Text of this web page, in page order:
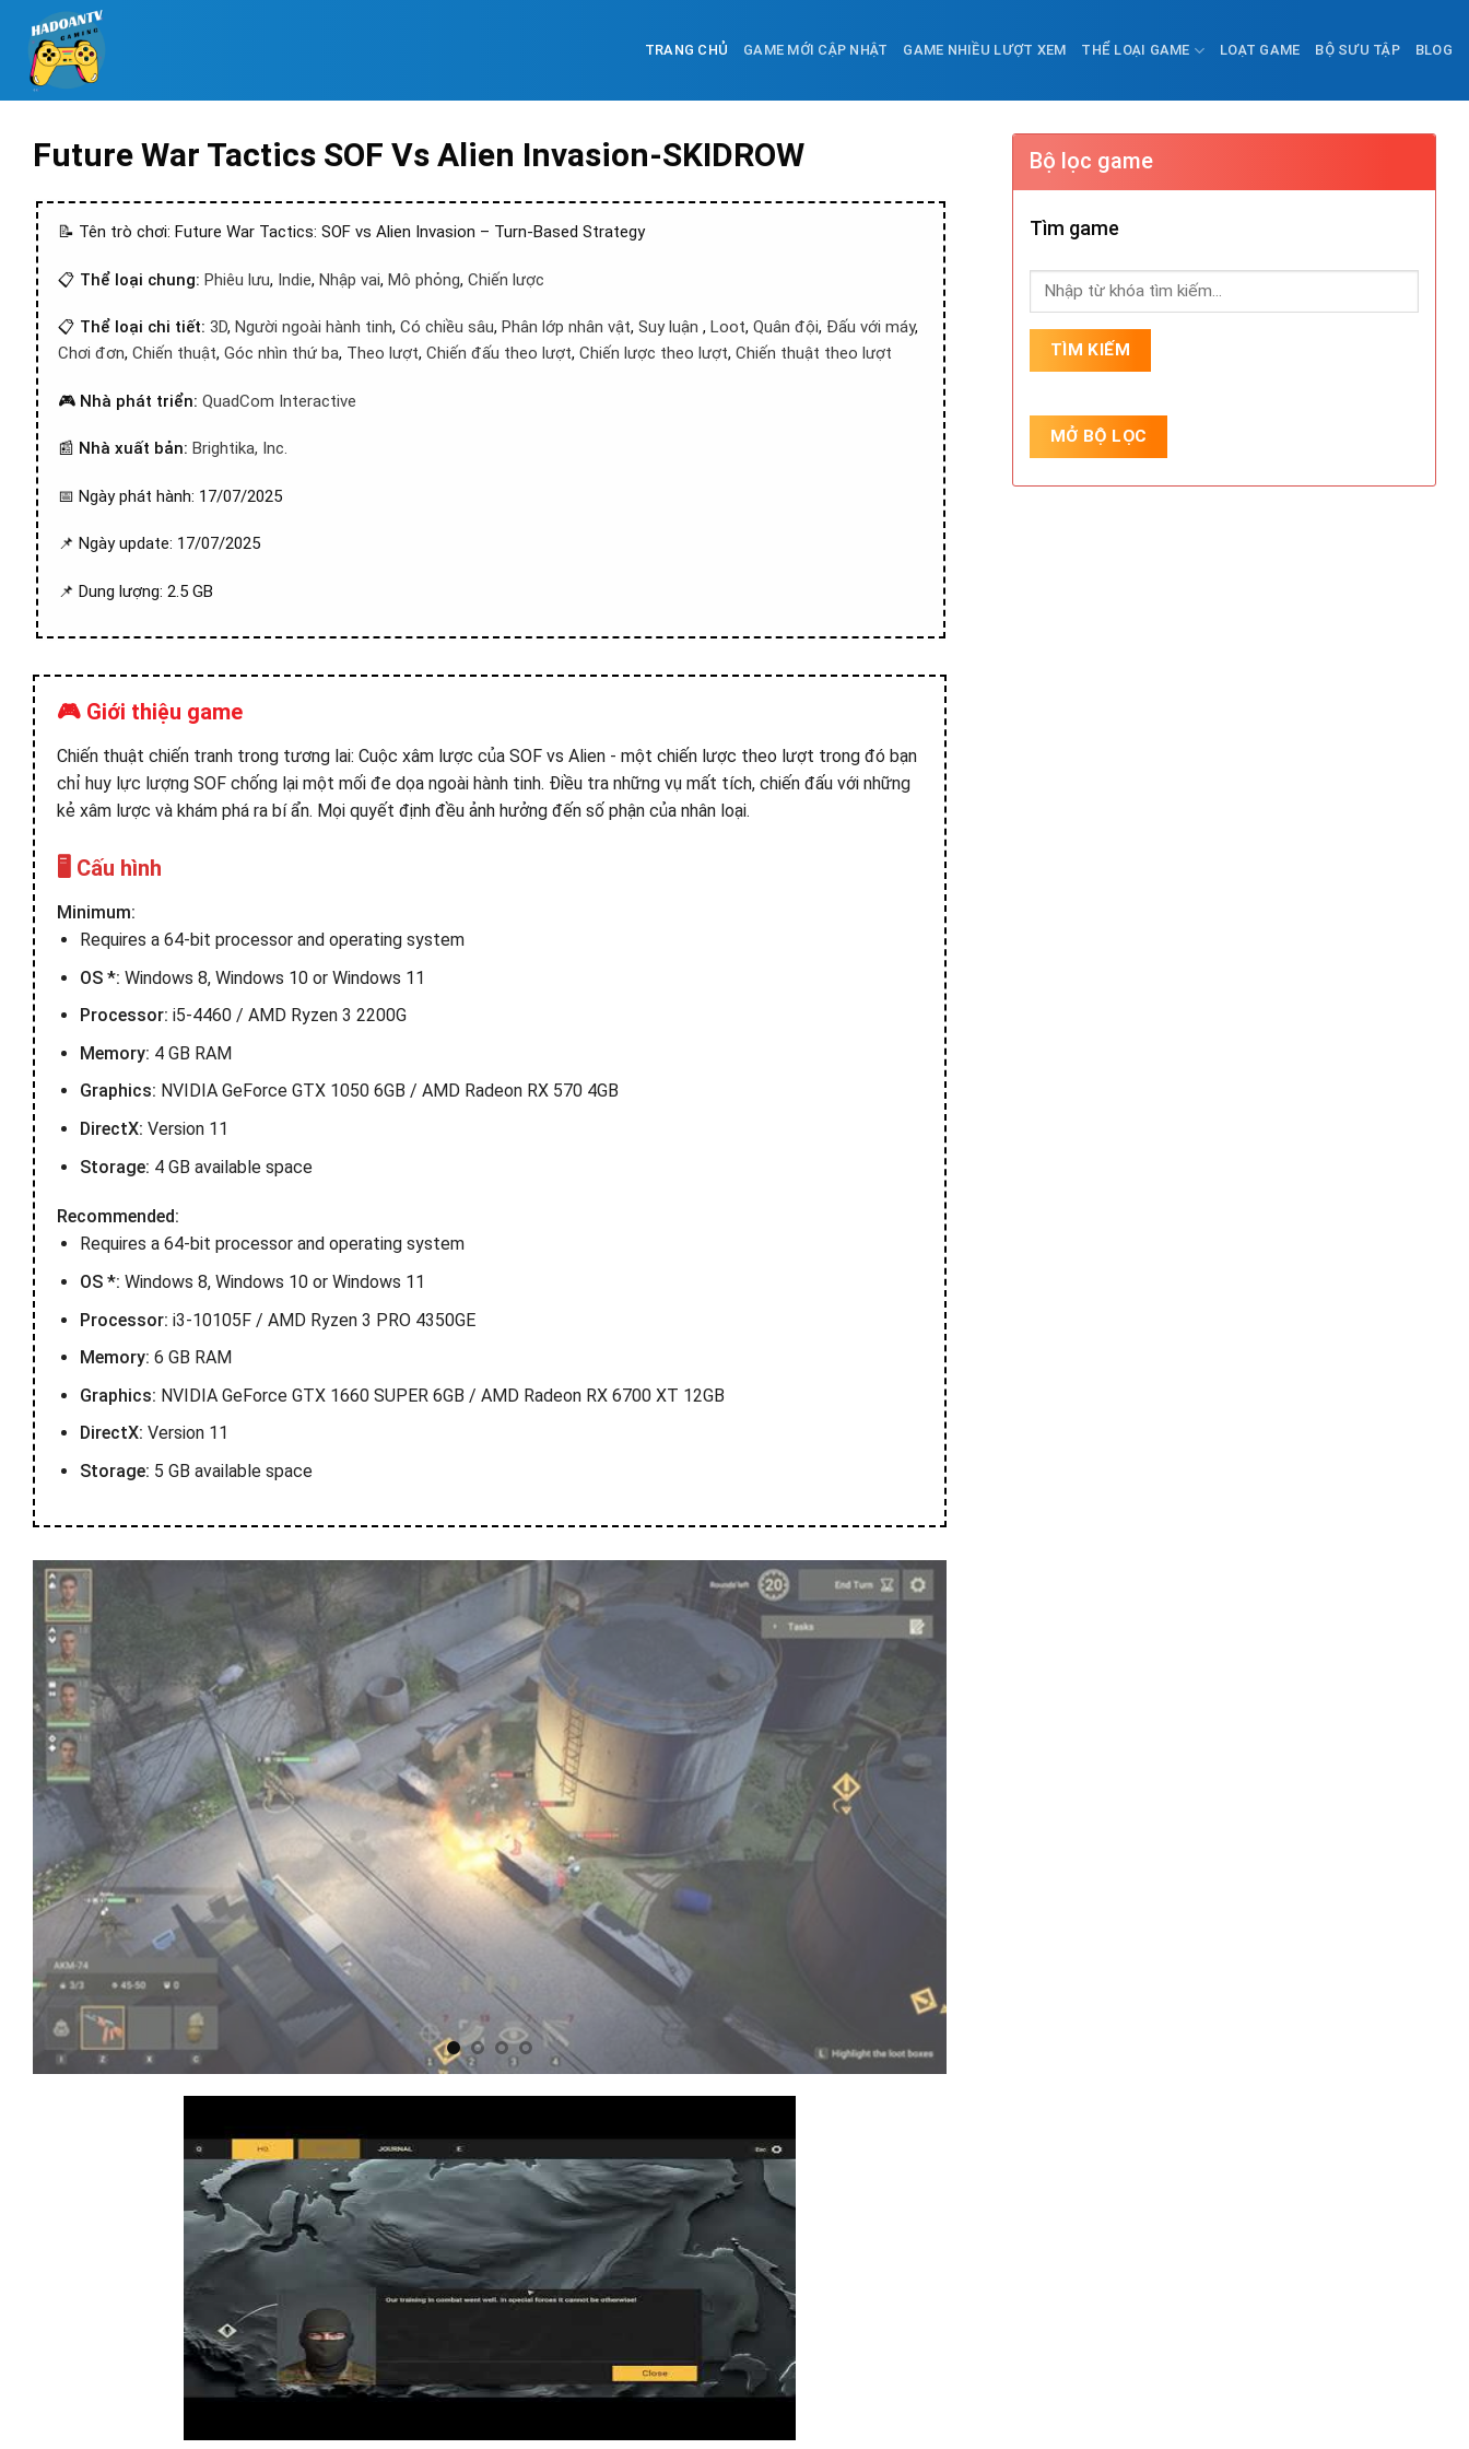
TRANG CHỦ GAME MỚI CẬP NHẬT GAME NHIỀU LƯỢT XEM THỂ LOẠI GAME LOẠT GAME BỘ SƯU TẬP BLOG
Future War Tactics SOF Vs Alien Invasion-SKIDROW
📝 Tên trò chơi: Future War Tactics: SOF vs Alien Invasion – Turn-Based Strategy
📋 Thể loại chung: Phiêu lưu, Indie, Nhập vai, Mô phỏng, Chiến lược
📋 Thể loại chi tiết: 3D, Người ngoài hành tinh, Có chiều sâu, Phân lớp nhân vật, Suy luận , Loot, Quân đội, Đấu với máy,
Chơi đơn, Chiến thuật, Góc nhìn thứ ba, Theo lượt, Chiến đấu theo lượt, Chiến lược theo lượt, Chiến thuật theo lượt
🎮 Nhà phát triển: QuadCom Interactive
📰 Nhà xuất bản: Brightika, Inc.
📅 Ngày phát hành: 17/07/2025
📌 Ngày update: 17/07/2025
📌 Dung lượng: 2.5 GB
🎮 Giới thiệu game
Chiến thuật chiến tranh trong tương lai: Cuộc xâm lược của SOF vs Alien - một chiến lược theo lượt trong đó bạn
chỉ huy lực lượng SOF chống lại một mối đe dọa ngoài hành tinh. Điều tra những vụ mất tích, chiến đấu với những
kẻ xâm lược và khám phá ra bí ẩn. Mọi quyết định đều ảnh hưởng đến số phận của nhân loại.
🖥️ Cấu hình
Minimum:
Requires a 64-bit processor and operating system
OS *: Windows 8, Windows 10 or Windows 11
Processor: i5-4460 / AMD Ryzen 3 2200G
Memory: 4 GB RAM
Graphics: NVIDIA GeForce GTX 1050 6GB / AMD Radeon RX 570 4GB
DirectX: Version 11
Storage: 4 GB available space
Recommended:
Requires a 64-bit processor and operating system
OS *: Windows 8, Windows 10 or Windows 11
Processor: i3-10105F / AMD Ryzen 3 PRO 4350GE
Memory: 6 GB RAM
Graphics: NVIDIA GeForce GTX 1660 SUPER 6GB / AMD Radeon RX 6700 XT 12GB
DirectX: Version 11
Storage: 5 GB available space
Bộ lọc game
Tìm game